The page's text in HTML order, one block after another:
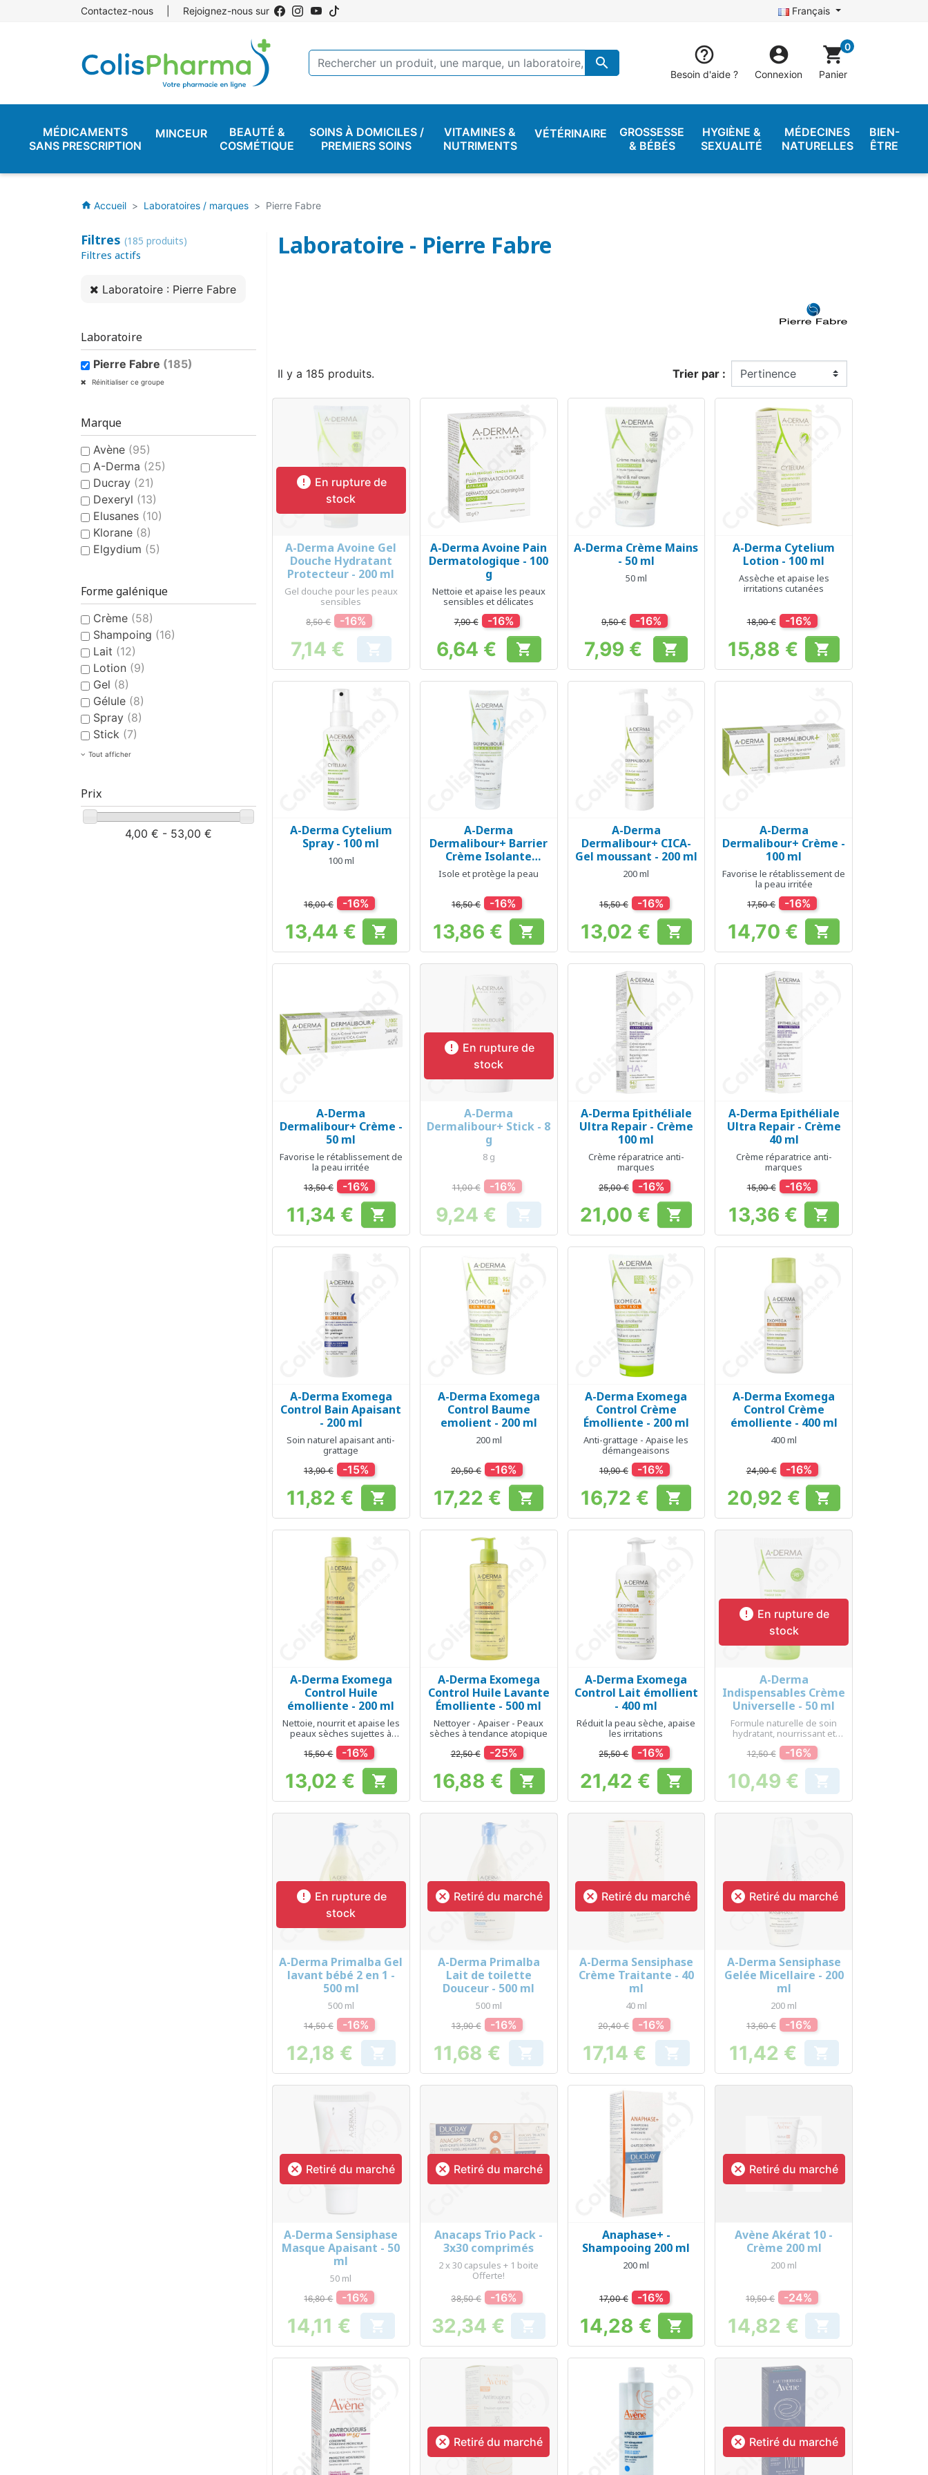
Contactez-nous Rejoignez-nous sur Français
 
Besoin d'aide ?

Connexion
shopping_cart0
Panier
MÉDICAMENTS
SANS PRESCRIPTION
MINCEUR
BEAUTÉ &
COSMÉTIQUE
SOINS À DOMICILES /
PREMIERS SOINS
VITAMINES &
NUTRIMENTS
VÉTÉRINAIRE
GROSSESSE
& BÉBÉS
HYGIÈNE &
SEXUALITÉ
MÉDECINES
NATURELLES
BIEN-
ÊTRE
home Accueil Laboratoires / marques Pierre Fabre
Filtres (185 produits)
Filtres actifs
Laboratoire : Pierre Fabre
Laboratoire
Pierre Fabre (185)
Réinitialiser ce groupe
Marque
Avène (95)
A-Derma (25)
Ducray (21)
Dexeryl (13)
Elusanes (10)
Klorane (8)
Elgydium (5)
Forme galénique
Crème (58)
Shampoing (16)
Lait (12)
Lotion (9)
Gel (8)
Gélule (8)
Spray (8)
Stick (7)
Tout afficher
Prix
4,00 € - 53,00 €
Laboratoire - Pierre Fabre
Il y a 185 produits. Trier par :
 En rupture de
stock
Aperçu rapide
A-Derma Avoine Gel
Douche Hydratant
Protecteur - 200 ml
Gel douche pour les peaux
sensibles
8,50 € -16%
Prix
7,14 € 
Aperçu rapide
A-Derma Avoine Pain
Dermatologique - 100
g
Nettoie et apaise les peaux
sensibles et délicates
7,90 € -16%
Prix
6,64 € 
Aperçu rapide
A-Derma Crème Mains
- 50 ml
50 ml
9,50 € -16%
Prix
7,99 € 
Aperçu rapide
A-Derma Cytelium
Lotion - 100 ml
Assèche et apaise les
irritations cutanées
18,90 € -16%
Prix
15,88 € 
Aperçu rapide
A-Derma Cytelium
Spray - 100 ml
100 ml
16,00 € -16%
Prix
13,44 € 
Aperçu rapide
A-Derma
Dermalibour+ Barrier
Crème Isolante
Apaisante - 100 ml
Isole et protège la peau
16,50 € -16%
Prix
13,86 € 
Aperçu rapide
A-Derma
Dermalibour+ CICA-
Gel moussant - 200 ml
200 ml
15,50 € -16%
Prix
13,02 € 
Aperçu rapide
A-Derma
Dermalibour+ Crème -
100 ml
Favorise le rétablissement de
la peau irritée
17,50 € -16%
Prix
14,70 € 
Aperçu rapide
A-Derma
Dermalibour+ Crème -
50 ml
Favorise le rétablissement de
la peau irritée
13,50 € -16%
Prix
11,34 € 
 En rupture de
stock
Aperçu rapide
A-Derma
Dermalibour+ Stick - 8
g
8 g
11,00 € -16%
Prix
9,24 € 
Aperçu rapide
A-Derma Epithéliale
Ultra Repair - Crème
100 ml
Crème réparatrice anti-
marques
25,00 € -16%
Prix
21,00 € 
Aperçu rapide
A-Derma Epithéliale
Ultra Repair - Crème
40 ml
Crème réparatrice anti-
marques
15,90 € -16%
Prix
13,36 € 
Aperçu rapide
A-Derma Exomega
Control Bain Apaisant
- 200 ml
Soin naturel apaisant anti-
grattage
13,90 € -15%
Prix
11,82 € 
Aperçu rapide
A-Derma Exomega
Control Baume
emolient - 200 ml
200 ml
20,50 € -16%
Prix
17,22 € 
Aperçu rapide
A-Derma Exomega
Control Crème
Émolliente - 200 ml
Anti-grattage - Apaise les
démangeaisons
19,90 € -16%
Prix
16,72 € 
Aperçu rapide
A-Derma Exomega
Control Crème
émolliente - 400 ml
400 ml
24,90 € -16%
Prix
20,92 € 
Aperçu rapide
A-Derma Exomega
Control Huile
émolliente - 200 ml
Nettoie, nourrit et apaise les
peaux sèches sujettes à
l'eczéma atopique
15,50 € -16%
Prix
13,02 € 
Aperçu rapide
A-Derma Exomega
Control Huile Lavante
Émolliente - 500 ml
Nettoyer - Apaiser - Peaux
sèches à tendance atopique
22,50 € -25%
Prix
16,88 € 
Aperçu rapide
A-Derma Exomega
Control Lait émollient
- 400 ml
Réduit la peau sèche, apaise
les irritations
25,50 € -16%
Prix
21,42 € 
 En rupture de
stock
Aperçu rapide
A-Derma
Indispensables Crème
Universelle - 50 ml
Formule naturelle de soin
hydratant, nourrissant et
apaisant
12,50 € -16%
Prix
10,49 € 
 En rupture de
stock
Aperçu rapide
A-Derma Primalba Gel
lavant bébé 2 en 1 -
500 ml
500 ml
14,50 € -16%
Prix
12,18 € 
 Retiré du marché
Aperçu rapide
A-Derma Primalba
Lait de toilette
Douceur - 500 ml
500 ml
13,90 € -16%
Prix
11,68 € 
 Retiré du marché
Aperçu rapide
A-Derma Sensiphase
Crème Traitante - 40
ml
40 ml
20,40 € -16%
Prix
17,14 € 
 Retiré du marché
Aperçu rapide
A-Derma Sensiphase
Gelée Micellaire - 200
ml
200 ml
13,60 € -16%
Prix
11,42 € 
 Retiré du marché
 Aperçu rapide
A-Derma Sensiphase
Masque Apaisant - 50
ml
50 ml
16,80 € -16%
Prix
14,11 € 
 Retiré du marché
Aperçu rapide
Anacaps Trio Pack -
3x30 comprimés
2 x 30 capsules + 1 boite
Offerte!
38,50 € -16%
Prix
32,34 € 
Aperçu rapide
Anaphase+ -
Shampooing 200 ml
200 ml
17,00 € -16%
Prix
14,28 € 
 Retiré du marché
Aperçu rapide
Avène Akérat 10 -
Crème 200 ml
200 ml
19,50 € -24%
Prix
14,82 € 
 Retiré du marché  Retiré du marché